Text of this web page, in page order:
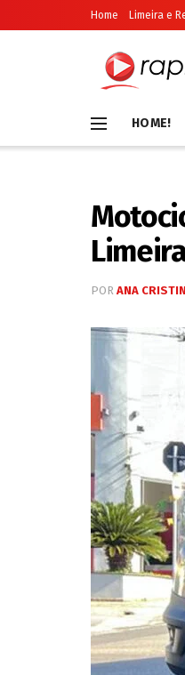
Home Limeira e
HOME!
POR ANA